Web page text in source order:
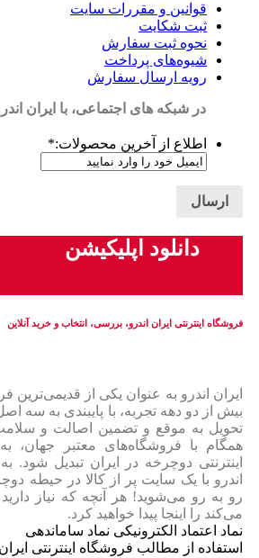
قوانین و مقررات سایت
ثبت شکایت
نحوه ثبت سفارش
شیوه‌های پرداخت
رویه ارسال سفارش
در شبکه های اجتماعی، با ایران
اطلاع از آخرین محصولات:*
دانلود اپلیکیشن
فروشگاه اینترنتی ایران‌ اندرو، بررسی، انتخاب و خرید آنلاین
ایران‌ اندرو به عنوان یکی از قدیمی‌ترین
بیش از دو دهه تجربه، با پایبندی به سه
تحویل به موقع و تضمین اصالت و
همگام با فروشگاه‌های معتبر جهان،
اینترنتی دوچرخه در ایران تبدیل شود.
اندرو با یک سایت پر از کالا در حیطه
رو به رو می‌شوید! هر آنچه که نیاز
می‌کند را اینجا پیدا خواهید کرد.
نماد اعتماد الکترونیکی نماد ساماندهی
استفاده از مطالب فروشگاه اینترنتی